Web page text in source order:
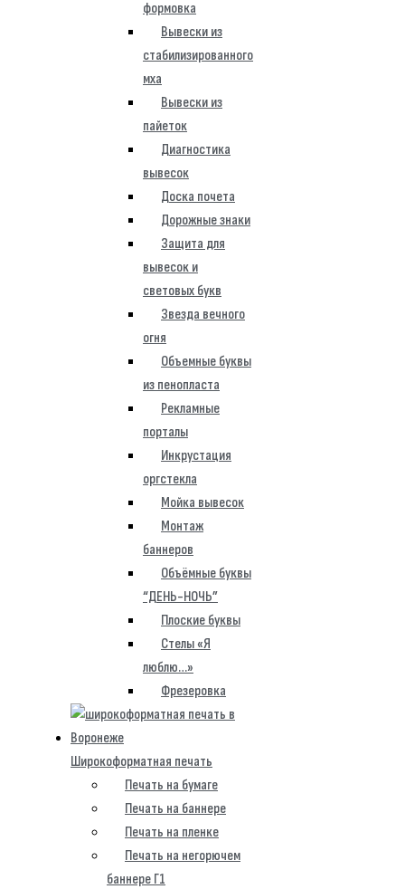
формовка
Вывески из
стабилизированного
мха
Вывески из
пайеток
Диагностика
вывесок
Доска почета
Дорожные знаки
Защита для
вывесок и
световых букв
Звезда вечного
огня
Объемные буквы
из пенопласта
Рекламные
порталы
Инкрустация
оргстекла
Мойка вывесок
Монтаж
баннеров
Объёмные буквы
“ДЕНЬ-НОЧЬ”
Плоские буквы
Стелы «Я
люблю…»
Фрезеровка
Широкоформатная печать
Печать на бумаге
Печать на баннере
Печать на пленке
Печать на негорючем
баннере Г1